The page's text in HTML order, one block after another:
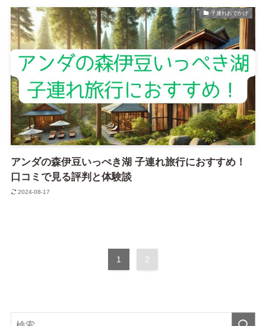
子連れおでかけ
アンダの森伊豆いっぺき湖 子連れ旅行におすすめ！
口コミで見る評判と体験談
2024-08-17
1 2